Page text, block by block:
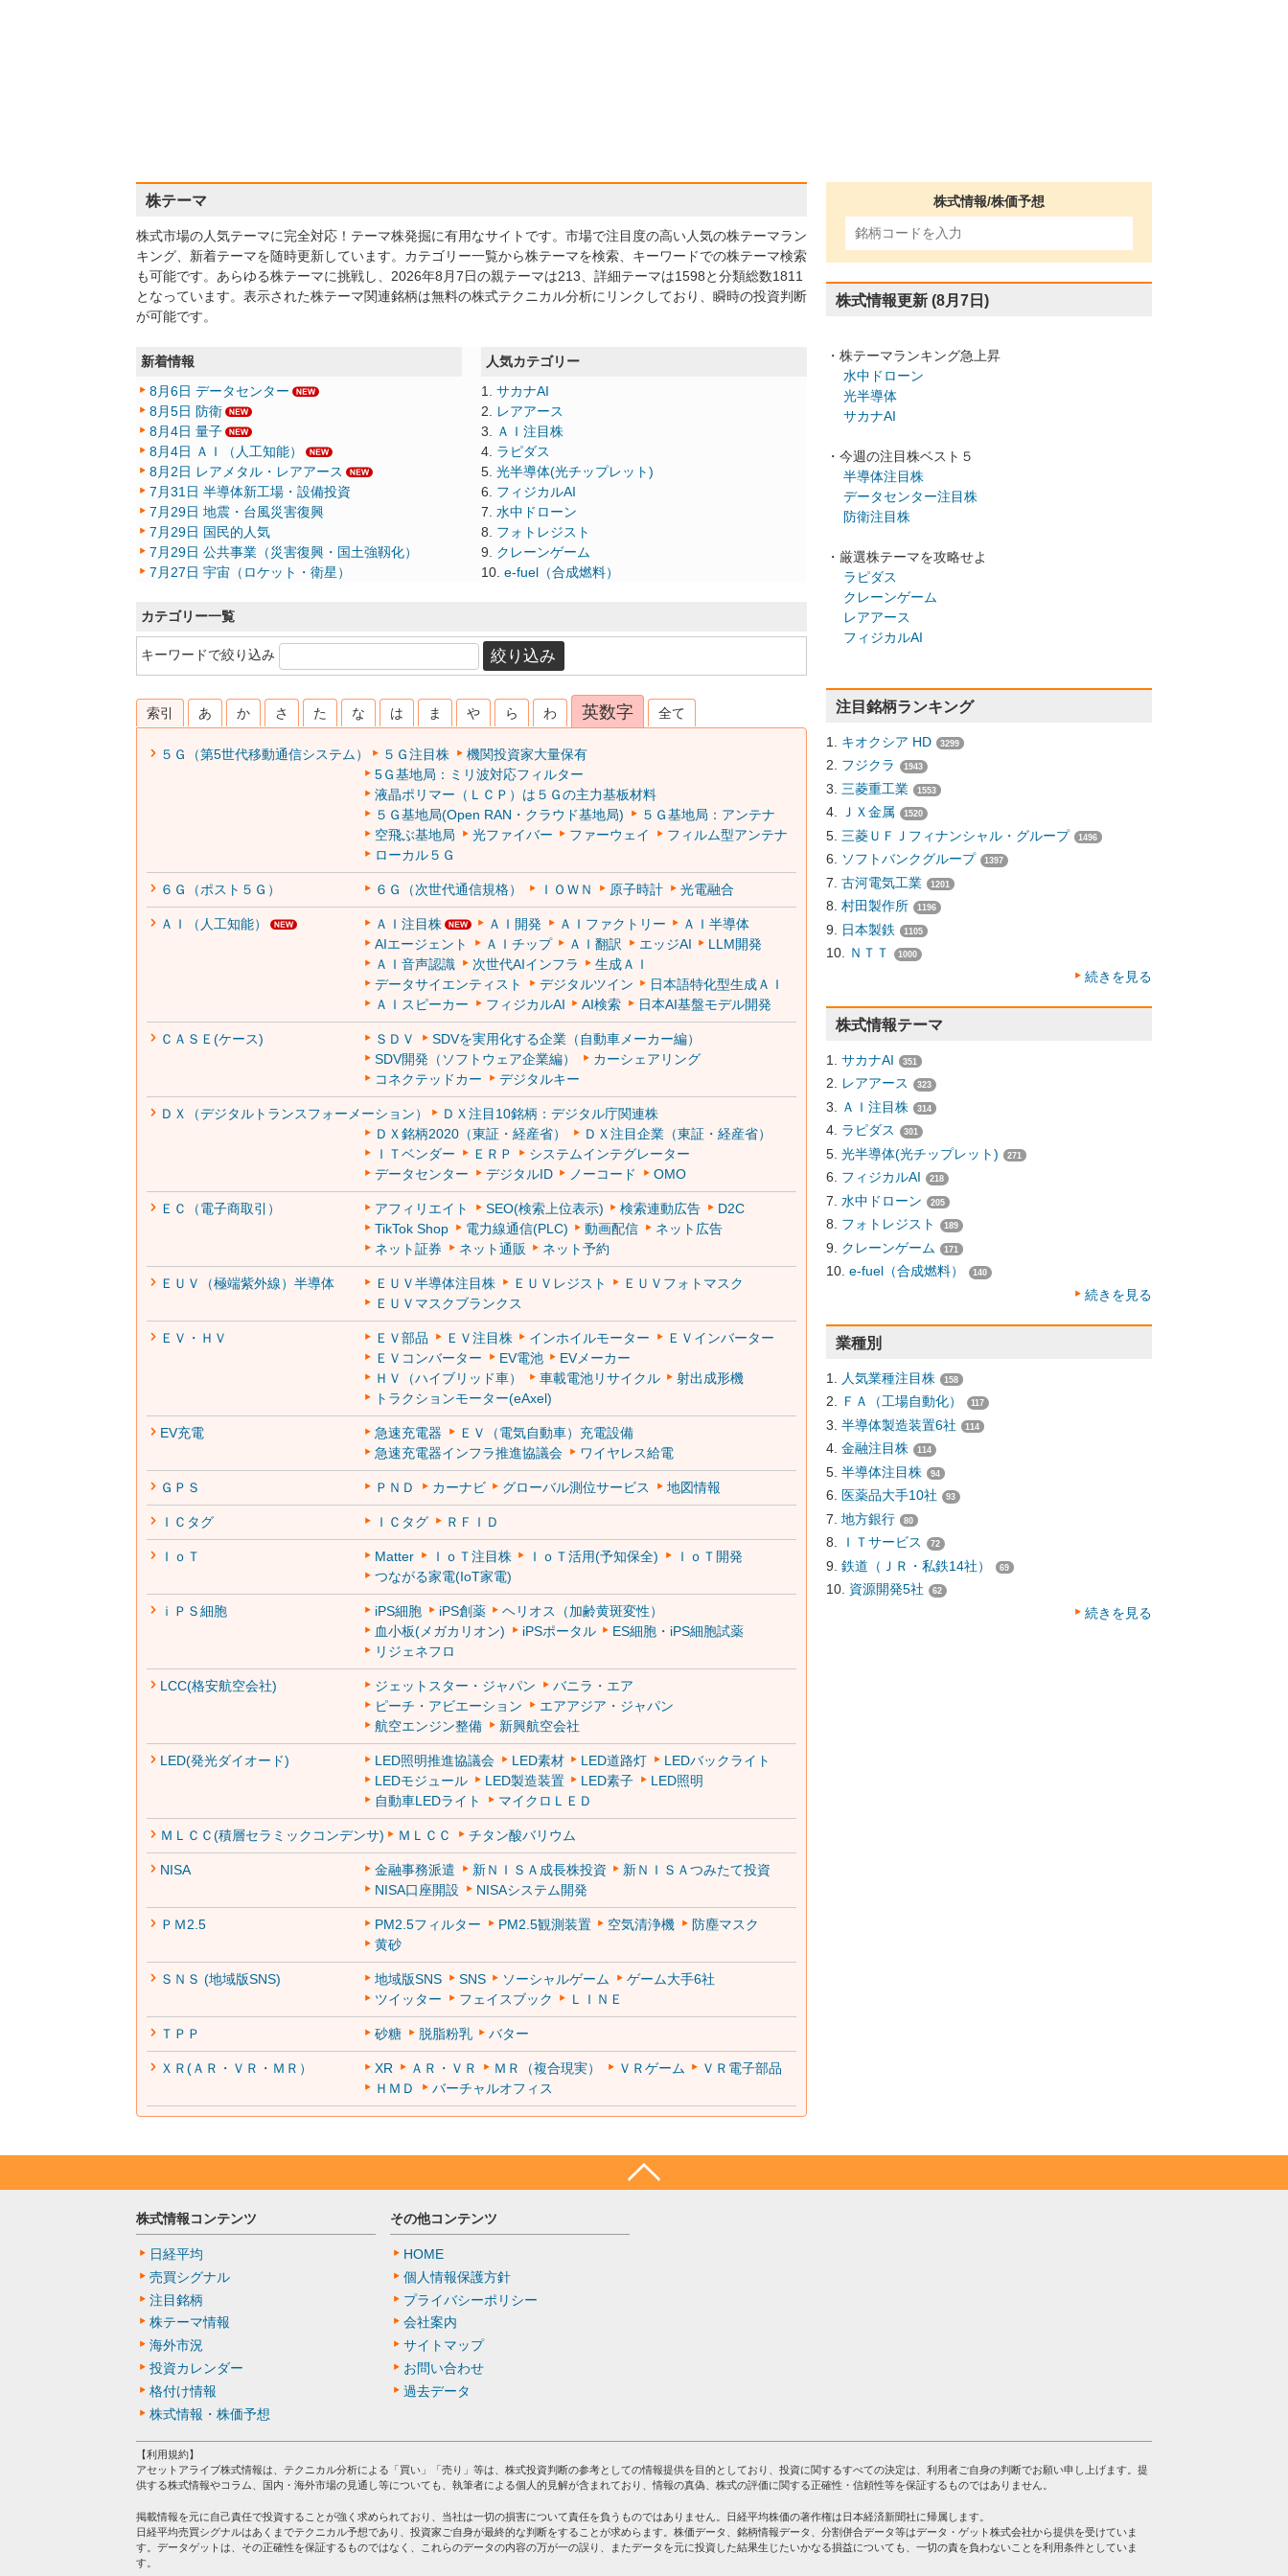
株テーマ
株式市場の人気テーマに完全対応！テーマ株発掘に有用なサイトです。市場で注目度の高い人気の株テーマラン
キング、新着テーマを随時更新しています。カテゴリー一覧から株テーマを検索、キーワードでの株テーマ検索
も可能です。あらゆる株テーマに挑戦し、2026年8月7日の親テーマは213、詳細テーマは1598と分類総数1811
となっています。表示された株テーマ関連銘柄は無料の株式テクニカル分析にリンクしており、瞬時の投資判断
が可能です。
新着情報
8月6日 データセンター
8月5日 防衛
8月4日 量子
8月4日 ＡＩ（人工知能）
8月2日 レアメタル・レアアース
7月31日 半導体新工場・設備投資
7月29日 地震・台風災害復興
7月29日 国民的人気
7月29日 公共事業（災害復興・国土強靱化）
7月27日 宇宙（ロケット・衛星）
人気カテゴリー
サカナAI
レアアース
ＡＩ注目株
ラピダス
光半導体(光チップレット)
フィジカルAI
水中ドローン
フォトレジスト
クレーンゲーム
e-fuel（合成燃料）
カテゴリー一覧
キーワードで絞り込み
索引 あ か さ た な は ま や ら わ 英数字 全て
５Ｇ（第5世代移動通信システム） ５Ｇ注目株
機関投資家大量保有
5Ｇ基地局：ミリ波対応フィルター
液晶ポリマー（ＬＣＰ）は５Ｇの主力基板材料
５Ｇ基地局(Open RAN・クラウド基地局)
５Ｇ基地局：アンテナ
空飛ぶ基地局
光ファイバー ファーウェイ
フィルム型アンテナ
ローカル５Ｇ
６Ｇ（ポスト５Ｇ） ６Ｇ（次世代通信規格） ＩＯＷＮ 原子時計 光電融合
ＡＩ（人工知能） ＡＩ注目株 ＡＩ開発 ＡＩファクトリー
ＡＩ半導体
AIエージェント
ＡＩチップ ＡＩ翻訳 エッジAI
LLM開発
ＡＩ音声認識
次世代AIインフラ
生成ＡＩ
データサイエンティスト
デジタルツイン
日本語特化型生成ＡＩ
ＡＩスピーカー
フィジカルAI AI検索 日本AI基盤モデル開発
ＣＡＳＥ(ケース) ＳＤＶ
SDVを実用化する企業（自動車メーカー編）
SDV開発（ソフトウェア企業編）
カーシェアリング
コネクテッドカー
デジタルキー
ＤＸ（デジタルトランスフォーメーション）
ＤＸ注目10銘柄：デジタル庁関連株
ＤＸ銘柄2020（東証・経産省）
ＤＸ注目企業（東証・経産省）
ＩＴベンダー
ＥＲＰ
システムインテグレーター
データセンター
デジタルID ノーコード OMO
ＥＣ（電子商取引） アフィリエイト SEO(検索上位表示) 検索連動広告
D2C
TikTok Shop
電力線通信(PLC) 動画配信
ネット広告
ネット証券
ネット通販 ネット予約
ＥＵＶ（極端紫外線）半導体 ＥＵＶ半導体注目株 ＥＵＶレジスト
ＥＵＶフォトマスク
ＥＵＶマスクブランクス
ＥＶ・ＨＶ ＥＶ部品 ＥＶ注目株 インホイルモーター
ＥＶインバーター
ＥＶコンバーター
EV電池
EVメーカー
ＨＶ（ハイブリッド車）
車載電池リサイクル
射出成形機
トラクションモーター(eAxel)
EV充電 急速充電器
ＥＶ（電気自動車）充電設備
急速充電器インフラ推進協議会
ワイヤレス給電
ＧＰＳ ＰＮＤ カーナビ グローバル測位サービス 地図情報
ＩＣタグ ＩＣタグ ＲＦＩＤ
ＩｏＴ Matter ＩｏＴ注目株 ＩｏＴ活用(予知保全)
ＩｏＴ開発
つながる家電(IoT家電)
ｉＰＳ細胞 iPS細胞 iPS創薬
ヘリオス（加齢黄斑変性）
血小板(メガカリオン)
iPSポータル
ES細胞・iPS細胞試薬
リジェネフロ
LCC(格安航空会社) ジェットスター・ジャパン
バニラ・エア
ピーチ・アビエーション
エアアジア・ジャパン
航空エンジン整備
新興航空会社
LED(発光ダイオード) LED照明推進協議会 LED素材 LED道路灯
LEDバックライト
LEDモジュール
LED製造装置 LED素子
LED照明
自動車LEDライト
マイクロＬＥＤ
ＭＬＣＣ(積層セラミックコンデンサ) ＭＬＣＣ チタン酸バリウム
NISA 金融事務派遣 新ＮＩＳＡ成長株投資
新ＮＩＳＡつみたて投資
NISA口座開設
NISAシステム開発
ＰＭ2.5 PM2.5フィルター PM2.5観測装置 空気清浄機
防塵マスク
黄砂
ＳＮＳ (地域版SNS) 地域版SNS SNS ソーシャルゲーム
ゲーム大手6社
ツイッター
フェイスブック ＬＩＮＥ
ＴＰＰ 砂糖 脱脂粉乳 バター
ＸＲ(ＡＲ・ＶＲ・ＭＲ） XR ＡＲ・ＶＲ ＭＲ（複合現実） ＶＲゲーム
ＶＲ電子部品
ＨＭＤ
バーチャルオフィス
株式情報/株価予想
株式情報更新 (8月7日)
・株テーマランキング急上昇
水中ドローン
光半導体
サカナAI
・今週の注目株ベスト５
半導体注目株
データセンター注目株
防衛注目株
・厳選株テーマを攻略せよ
ラピダス
クレーンゲーム
レアアース
フィジカルAI
注目銘柄ランキング
キオクシア HD 3299
フジクラ 1943
三菱重工業 1553
ＪＸ金属 1520
三菱ＵＦＪフィナンシャル・グループ 1496
ソフトバンクグループ 1397
古河電気工業 1201
村田製作所 1196
日本製鉄 1105
ＮＴＴ 1000
続きを見る
株式情報テーマ
サカナAI 351
レアアース 323
ＡＩ注目株 314
ラピダス 301
光半導体(光チップレット) 271
フィジカルAI 218
水中ドローン 205
フォトレジスト 189
クレーンゲーム 171
e-fuel（合成燃料） 140
続きを見る
業種別
人気業種注目株 158
ＦＡ（工場自動化） 117
半導体製造装置6社 114
金融注目株 114
半導体注目株 94
医薬品大手10社 93
地方銀行 80
ＩＴサービス 72
鉄道（ＪＲ・私鉄14社） 69
資源開発5社 62
続きを見る
株式情報コンテンツ
日経平均
売買シグナル
注目銘柄
株テーマ情報
海外市況
投資カレンダー
格付け情報
株式情報・株価予想
その他コンテンツ
HOME
個人情報保護方針
プライバシーポリシー
会社案内
サイトマップ
お問い合わせ
過去データ
【利用規約】
アセットアライブ株式情報は、テクニカル分析による「買い」「売り」等は、株式投資判断の参考としての情報提供を目的としており、投資に関するすべての決定は、利用者ご自身の判断でお願い申し上げます。提
供する株式情報やコラム、国内・海外市場の見通し等についても、執筆者による個人的見解が含まれており、情報の真偽、株式の評価に関する正確性・信頼性等を保証するものではありません。
掲載情報を元に自己責任で投資することが強く求められており、当社は一切の損害について責任を負うものではありません。日経平均株価の著作権は日本経済新聞社に帰属します。
日経平均売買シグナルはあくまでテクニカル予想であり、投資家ご自身が最終的な判断をすることが求めらます。株価データ、銘柄情報データ、分割併合データ等はデータ・ゲット株式会社から提供を受けていま
す。データゲットは、その正確性を保証するものではなく、これらのデータの内容の万が一の誤り、またデータを元に投資した結果生じたいかなる損益についても、一切の責を負わないことを利用条件としていま
す。